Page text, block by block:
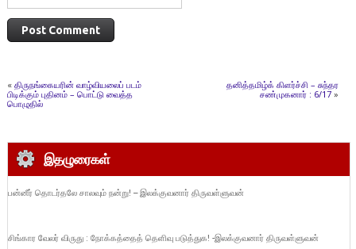
« திருநங்கையரின் வாழ்வியலைப் படம்
பிடிக்கும் புதினம் – பொட்டு வைத்த
பொழுதில்
தனித்தமிழ்க் கிளர்ச்சி – சுந்தர
சண்முகனார் : 6/17 »
இதழுரைகள்
பன்னீர் தொடர்தலே சாலவும் நன்று! – இலக்குவனார் திருவள்ளுவன்
சிங்கார வேலர் விருது : நோக்கத்தைத் தெளிவு படுத்துக! -இலக்குவனார் திருவள்ளுவன்